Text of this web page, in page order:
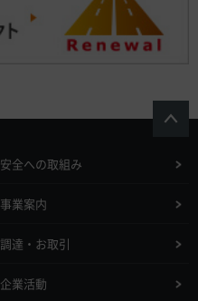
安全への取組み
事業案内
調達・お取引
企業活動